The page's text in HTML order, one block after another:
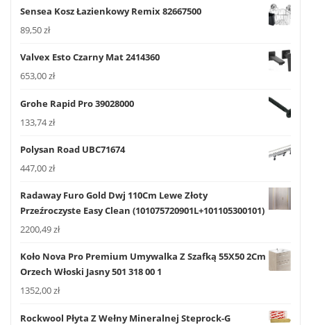
Sensea Kosz Łazienkowy Remix 82667500
89,50zł
Valvex Esto Czarny Mat 2414360
653,00zł
Grohe Rapid Pro 39028000
133,74zł
Polysan Road UBC71674
447,00zł
Radaway Furo Gold Dwj 110Cm Lewe Złoty
Przeźroczyste Easy Clean (101075720901L+101105300101)
2200,49zł
Koło Nova Pro Premium Umywalka Z Szafką 55X50 2Cm
Orzech Włoski Jasny 501 318 00 1
1352,00zł
Rockwool Płyta Z Wełny Mineralnej Steprock-G